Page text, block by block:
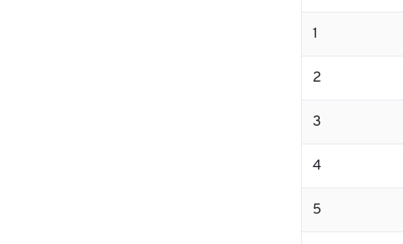
1
2
3
4
5